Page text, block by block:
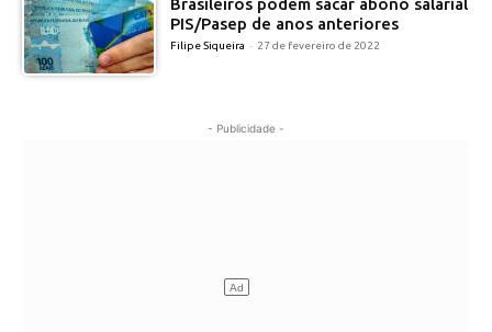
PIS/Pasep de anos anteriores
Filipe Siqueira - 27 de fevereiro de 2022
- Publicidade -